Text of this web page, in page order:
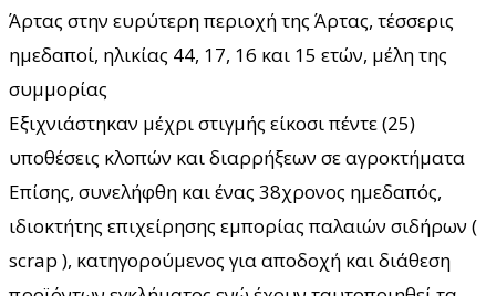
Άρτας στην ευρύτερη περιοχή της Άρτας, τέσσερις
ημεδαποί, ηλικίας 44, 17, 16 και 15 ετών, μέλη της
συμμορίας
Εξιχνιάστηκαν μέχρι στιγμής είκοσι πέντε (25)
υποθέσεις κλοπών και διαρρήξεων σε αγροκτήματα
Επίσης, συνελήφθη και ένας 38χρονος ημεδαπός,
ιδιοκτήτης επιχείρησης εμπορίας παλαιών σιδήρων (
scrap ), κατηγορούμενος για αποδοχή και διάθεση